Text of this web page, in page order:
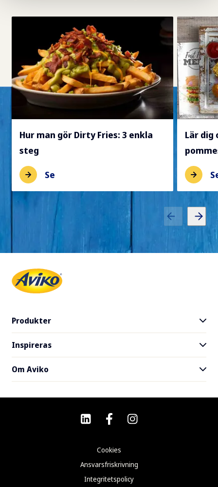
Hur man gör Dirty Fries: 3 enkla
steg
Se
Lär dig
Produkter
Produktsortiment
SuperCrunch
Inspireras
Recept
Om Aviko
Om Aviko
Cookies
Ansvarsfriskrivning
Integritetspolicy